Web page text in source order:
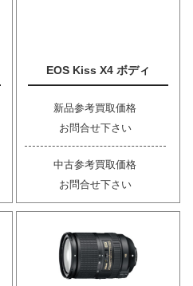
EOS Kiss X4 ボディ
新品参考買取価格
お問合せ下さい
中古参考買取価格
お問合せ下さい